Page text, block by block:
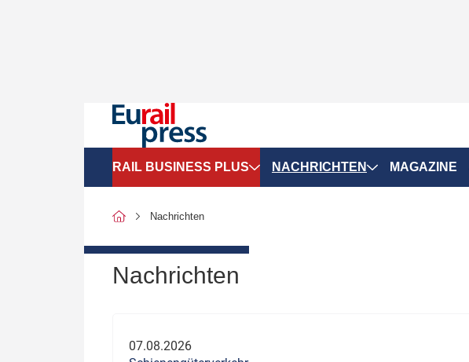
RAIL BUSINESS PLUS
SPNV-Marktdaten
NACHRICHTEN MAGAZINE
Nachrichten
Nachrichten
07.08.2026